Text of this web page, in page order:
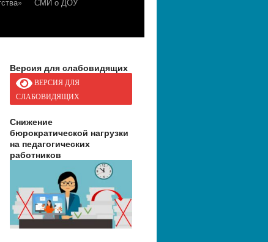
Версия для слабовидящих
ВЕРСИЯ ДЛЯ
СЛАБОВИДЯЩИХ
Снижение
бюрократической нагрузки
на педагогических
работников